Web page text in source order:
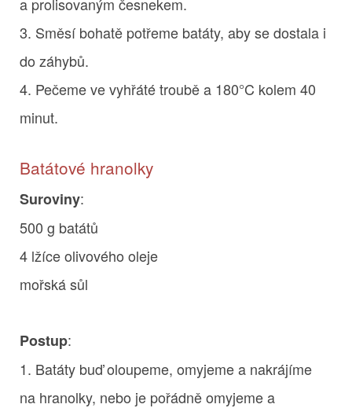
3. Směsí bohatě potřeme batáty, aby se dostala i
do záhybů.
4. Pečeme ve vyhřáté troubě a 180°C kolem 40
minut.
Batátové hranolky
Suroviny:
500 g batátů
4 lžíce olivového oleje
mořská sůl
Postup:
1. Batáty buď oloupeme, omyjeme a nakrájíme
na hranolky, nebo je pořádně omyjeme a